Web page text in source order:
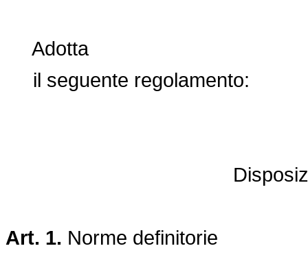
Adotta
il seguente regolamento:
Art. 1. Norme definitorie